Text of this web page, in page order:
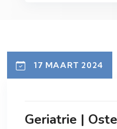
17 MAART 2024
Geriatrie |